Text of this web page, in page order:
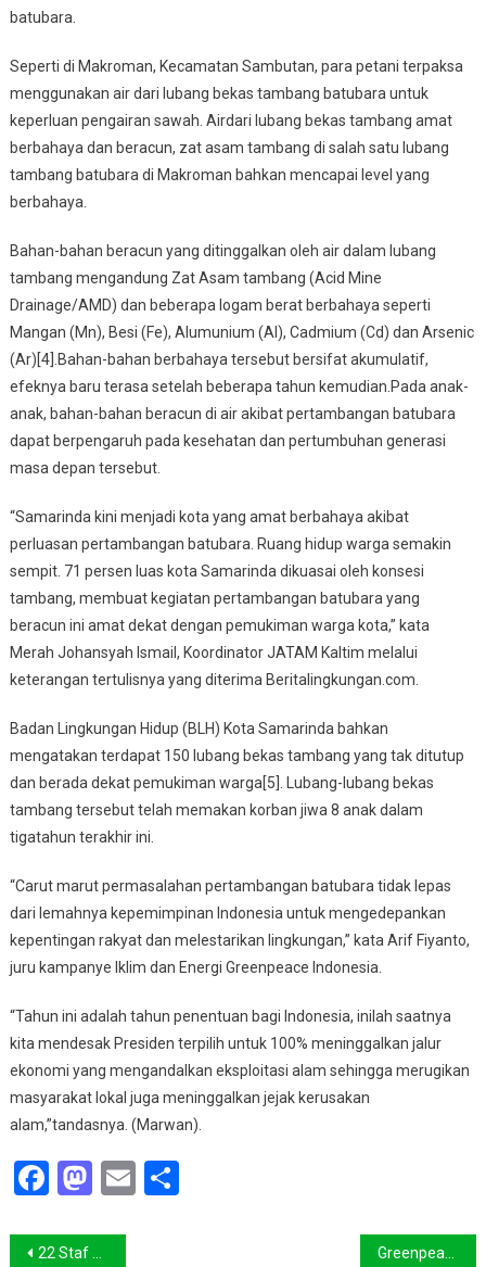
batubara.
Seperti di Makroman, Kecamatan Sambutan, para petani terpaksa
menggunakan air dari lubang bekas tambang batubara untuk
keperluan pengairan sawah. Airdari lubang bekas tambang amat
berbahaya dan beracun, zat asam tambang di salah satu lubang
tambang batubara di Makroman bahkan mencapai level yang
berbahaya.
Bahan-bahan beracun yang ditinggalkan oleh air dalam lubang
tambang mengandung Zat Asam tambang (Acid Mine
Drainage/AMD) dan beberapa logam berat berbahaya seperti
Mangan (Mn), Besi (Fe), Alumunium (Al), Cadmium (Cd) dan Arsenic
(Ar)[4].Bahan-bahan berbahaya tersebut bersifat akumulatif,
efeknya baru terasa setelah beberapa tahun kemudian.Pada anak-
anak, bahan-bahan beracun di air akibat pertambangan batubara
dapat berpengaruh pada kesehatan dan pertumbuhan generasi
masa depan tersebut.
“Samarinda kini menjadi kota yang amat berbahaya akibat
perluasan pertambangan batubara. Ruang hidup warga semakin
sempit. 71 persen luas kota Samarinda dikuasai oleh konsesi
tambang, membuat kegiatan pertambangan batubara yang
beracun ini amat dekat dengan pemukiman warga kota,” kata
Merah Johansyah Ismail, Koordinator JATAM Kaltim melalui
keterangan tertulisnya yang diterima Beritalingkungan.com.
Badan Lingkungan Hidup (BLH) Kota Samarinda bahkan
mengatakan terdapat 150 lubang bekas tambang yang tak ditutup
dan berada dekat pemukiman warga[5]. Lubang-lubang bekas
tambang tersebut telah memakan korban jiwa 8 anak dalam
tigatahun terakhir ini.
“Carut marut permasalahan pertambangan batubara tidak lepas
dari lemahnya kepemimpinan Indonesia untuk mengedepankan
kepentingan rakyat dan melestarikan lingkungan,” kata Arif Fiyanto,
juru kampanye Iklim dan Energi Greenpeace Indonesia.
“Tahun ini adalah tahun penentuan bagi Indonesia, inilah saatnya
kita mendesak Presiden terpilih untuk 100% meninggalkan jalur
ekonomi yang mengandalkan eksploitasi alam sehingga merugikan
masyarakat lokal juga meninggalkan jejak kerusakan
alam,”tandasnya. (Marwan).
Facebook
Mastodon
EmailShare
Navigasi
22 Staf Pertanian Sumba Tengah Belajar di Bantaeng